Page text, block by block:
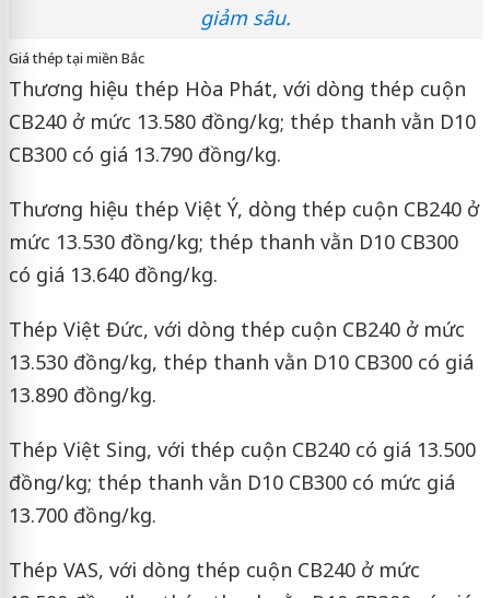
giảm sâu.
Giá thép tại miền Bắc
Thương hiệu thép Hòa Phát, với dòng thép cuộn
CB240 ở mức 13.580 đồng/kg; thép thanh vằn D10
CB300 có giá 13.790 đồng/kg.
Thương hiệu thép Việt Ý, dòng thép cuộn CB240 ở
mức 13.530 đồng/kg; thép thanh vằn D10 CB300
có giá 13.640 đồng/kg.
Thép Việt Đức, với dòng thép cuộn CB240 ở mức
13.530 đồng/kg, thép thanh vằn D10 CB300 có giá
13.890 đồng/kg.
Thép Việt Sing, với thép cuộn CB240 có giá 13.500
đồng/kg; thép thanh vằn D10 CB300 có mức giá
13.700 đồng/kg.
Thép VAS, với dòng thép cuộn CB240 ở mức